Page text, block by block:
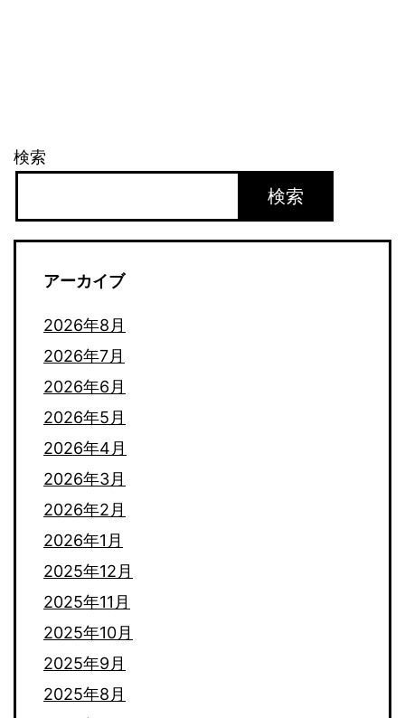
ン
検索
検索
アーカイブ
2026年8月
2026年7月
2026年6月
2026年5月
2026年4月
2026年3月
2026年2月
2026年1月
2025年12月
2025年11月
2025年10月
2025年9月
2025年8月